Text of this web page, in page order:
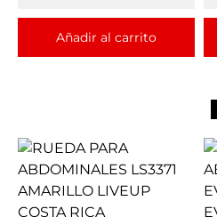
Añadir al carrito